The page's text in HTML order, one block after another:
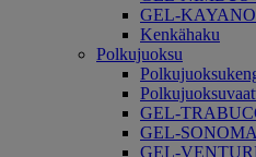
GEL-
Kenkähaku
Polkujuoksu
GEL-
GEL-
GEL-